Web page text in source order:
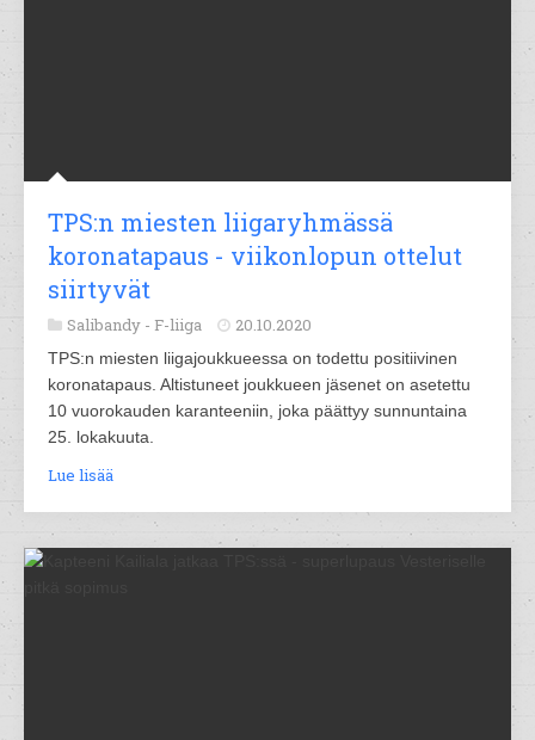
TPS:n miesten liigaryhmässä
koronatapaus - viikonlopun ottelut
siirtyvät
Salibandy - F-liiga 20.10.2020
TPS:n miesten liigajoukkueessa on todettu positiivinen
koronatapaus. Altistuneet joukkueen jäsenet on asetettu
10 vuorokauden karanteeniin, joka päättyy sunnuntaina
25. lokakuuta.
Lue lisää